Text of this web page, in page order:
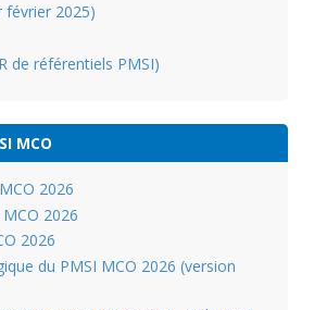
février 2025)
de référentiels PMSI)
MCO
2026
2026
2026
du PMSI MCO 2026 (version